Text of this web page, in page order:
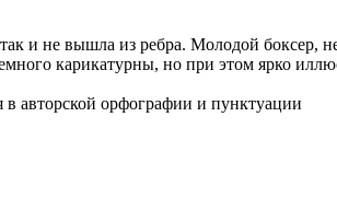
и не вышла из ребра. Молодой боксер,
карикатурны, но при этом ярко
в авторской орфографии и пунктуации